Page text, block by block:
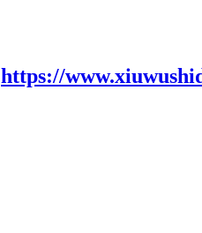
https://